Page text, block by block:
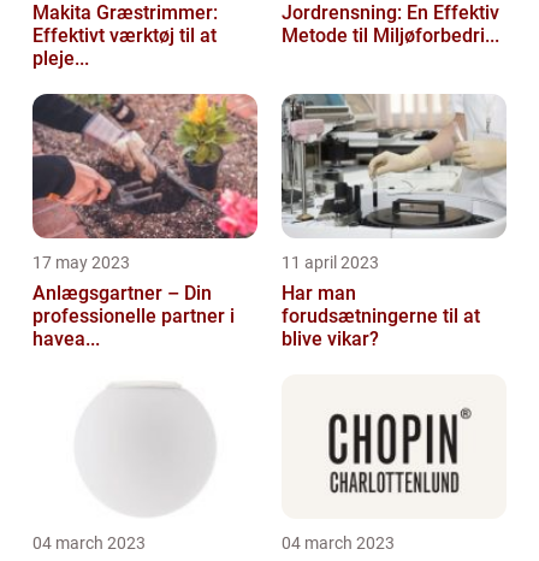
Makita Græstrimmer:
Effektivt værktøj til at
pleje...
Jordrensning: En Effektiv
Metode til Miljøforbedri...
17 may 2023
Anlægsgartner – Din
professionelle partner i
havea...
11 april 2023
Har man
forudsætningerne til at
blive vikar?
04 march 2023 04 march 2023